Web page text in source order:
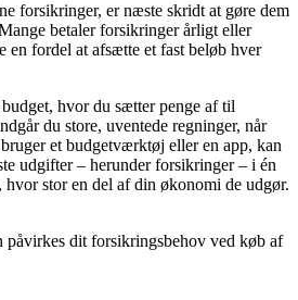
forsikringer, er næste skridt at gøre dem
betaler forsikringer årligt eller
en fordel at afsætte et fast beløb hver
hvor du sætter penge af til
du store, uventede regninger, når
et budgetværktøj eller en app, kan
udgifter – herunder forsikringer – i én
hvor stor en del af din økonomi de udgør.
påvirkes dit forsikringsbehov ved køb af